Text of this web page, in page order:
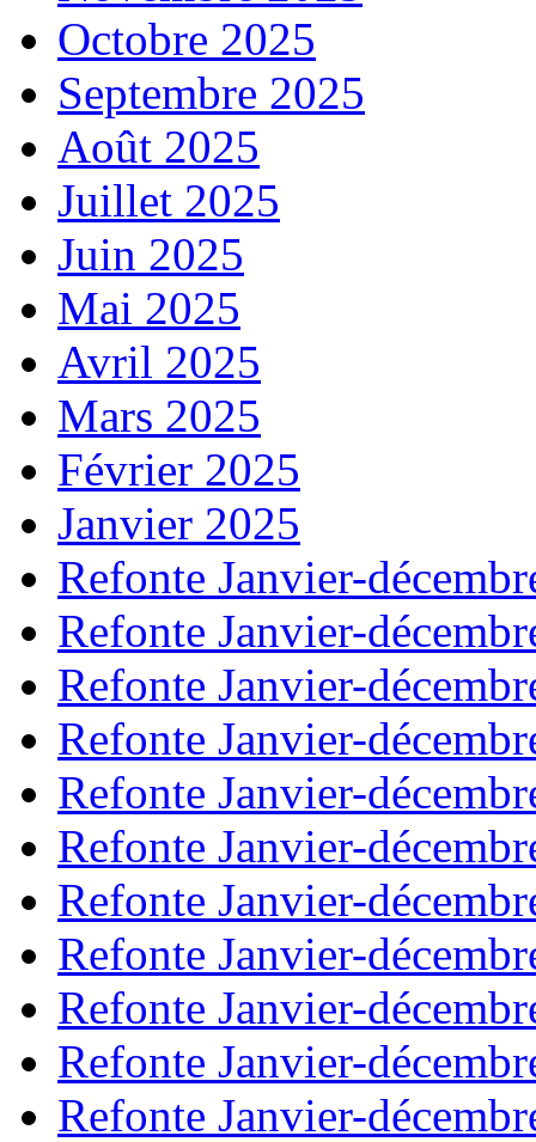
Octobre 2025
Septembre 2025
Août 2025
Juillet 2025
Juin 2025
Mai 2025
Avril 2025
Mars 2025
Février 2025
Janvier 2025
Refonte Janvier-
Refonte Janvier-
Refonte Janvier-
Refonte Janvier-
Refonte Janvier-
Refonte Janvier-
Refonte Janvier-
Refonte Janvier-
Refonte Janvier-
Refonte Janvier-
Refonte Janvier-